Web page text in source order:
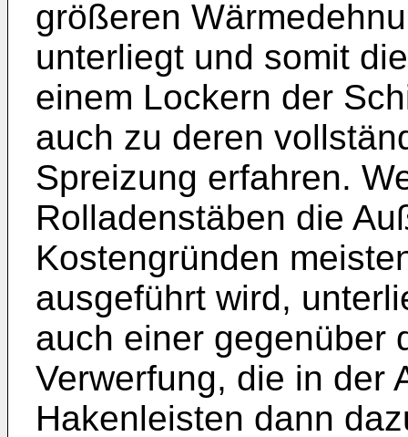
größeren
unterliegt und somit
einem Lockern der
auch zu deren
Spreizung erfahren.
Rolladenstäben die
Kostengründen
ausgeführt wird,
auch einer gegenüber
Verwerfung, die in der
Hakenleisten dann